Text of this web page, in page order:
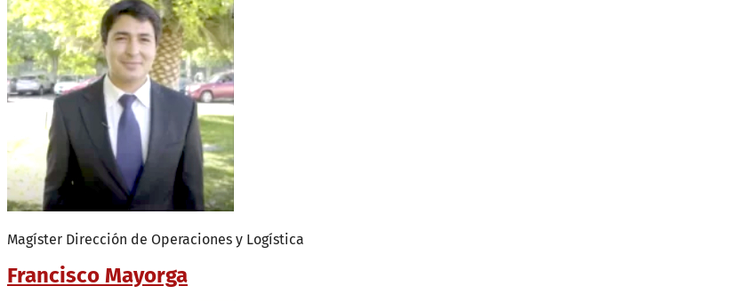
Magíster Dirección de Operaciones y Logística
Francisco Mayorga